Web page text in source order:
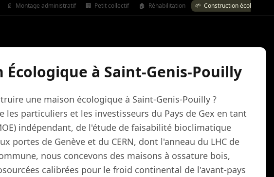
📄 Montage administratif 🏢 Petit collectif 🏚️ Réhabilitation 🌱 Construction écologique
à Saint-Genis-Pouilly
une maison écologique à Saint-Genis-Pouilly ?
les particuliers et les investisseurs du Pays de Gex en tant
indépendant, de l'étude de faisabilité bioclimatique
portes de Genève et du CERN, dont l'anneau du LHC de
nous concevons des maisons à ossature bois,
calibrées pour le froid continental de l'avant-pays